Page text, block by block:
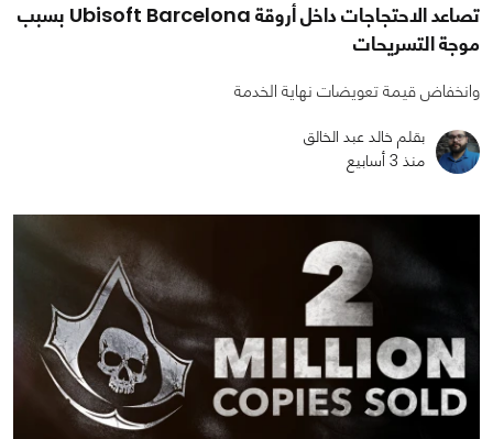
تصاعد الاحتجاجات داخل أروقة Ubisoft Barcelona بسبب
موجة التسريحات
وانخفاض قيمة تعويضات نهاية الخدمة
بقلم خالد عبد الخالق
منذ 3 أسابيع